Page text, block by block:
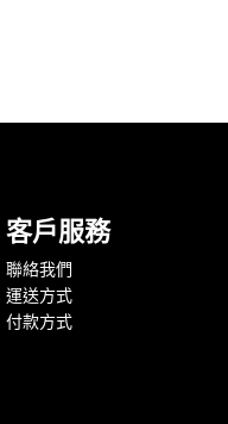
客戶服務
聯絡我們
運送方式
付款方式